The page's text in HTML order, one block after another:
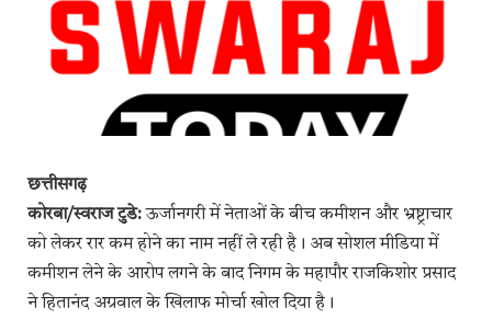
छत्तीसगढ़
कोरबा/स्वराज टुडे:ऊर्जानगरी में नेताओं के बीच कमीशन और भ्रष्ट्राचार
को लेकर रार कम होने का नाम नहीं ले रही है। अब सोशल मीडिया में
कमीशन लेने के आरोप लगने के बाद निगम के महापौर राजकिशोर प्रसाद
ने हितानंद अग्रवाल के खिलाफ मोर्चा खोल दिया है।